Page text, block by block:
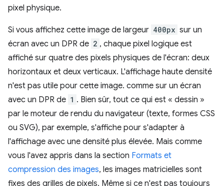
pixel physique.
Si vous affichez cette image de largeur 400px sur un
écran avec un DPR de 2 , chaque pixel logique est
affiché sur quatre des pixels physiques de l'écran: deux
horizontaux et deux verticaux. L'affichage haute densité
n'est pas utile pour cette image. comme sur un écran
avec un DPR de 1 . Bien sûr, tout ce qui est « dessin »
par le moteur de rendu du navigateur (texte, formes CSS
ou SVG), par exemple, s'affiche pour s'adapter à
l'affichage avec une densité plus élevée. Mais comme
vous l'avez appris dans la section Formats et
compression des images, les images matricielles sont
fixes des grilles de pixels. Même si ce n'est pas toujours